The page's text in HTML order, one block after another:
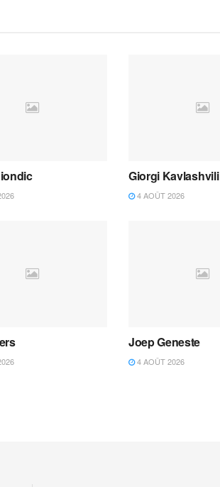
Giorgi Kavlashvili
4 AOÛT 2026
Joep Geneste
4 AOÛT 2026